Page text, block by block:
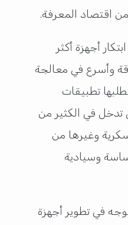
اقتصاد المعرفة.
أجهزة أكثر
وأسرع في معالجة
تطبيقات
تدخل في الكثير من
وغيرها من
وسيادية
في تطوير أجهزة